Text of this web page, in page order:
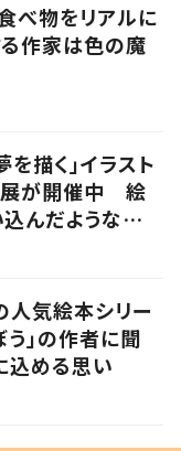
べ物をリアルに
作家は色の魔
を描く」イラスト
展が開催中 絵
んだような想
気絵本シリー
う」の作者に聞
込める思い